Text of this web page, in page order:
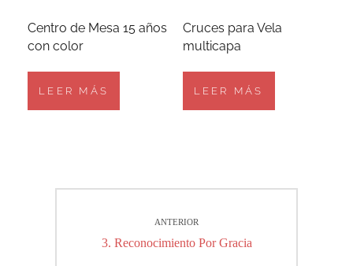
Centro de Mesa 15 años
con color
LEER MÁS
Cruces para Vela
multicapa
LEER MÁS
ANTERIOR
Entrada
3. Reconocimiento Por Gracia